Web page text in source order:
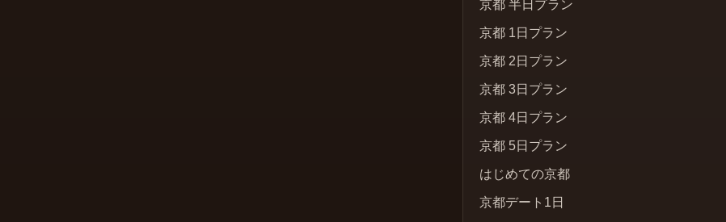
京都 半日プラン
京都 1日プラン
京都 2日プラン
京都 3日プラン
京都 4日プラン
京都 5日プラン
はじめての京都
京都デート1日